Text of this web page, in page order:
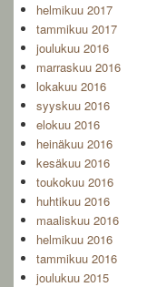
helmikuu 2017
tammikuu 2017
joulukuu 2016
marraskuu 2016
lokakuu 2016
syyskuu 2016
elokuu 2016
heinäkuu 2016
kesäkuu 2016
toukokuu 2016
huhtikuu 2016
maaliskuu 2016
helmikuu 2016
tammikuu 2016
joulukuu 2015